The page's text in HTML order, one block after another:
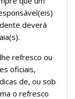
deverá
refresco ou
oficiais,
de, ou sob
o refresco